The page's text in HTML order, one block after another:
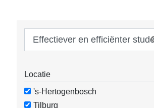
Locatie
's-Hertogenbosch
Tilburg